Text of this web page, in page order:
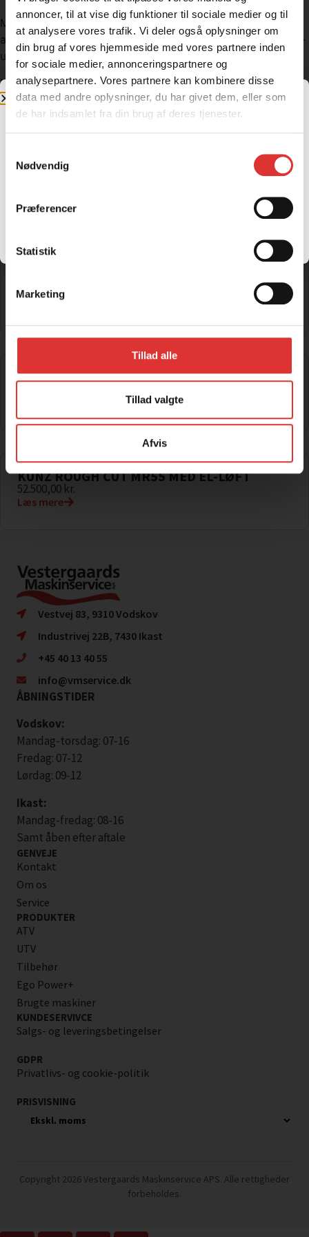
annoncer, til at vise dig funktioner til sociale medier og til
at analysere vores trafik. Vi deler også oplysninger om
din brug af vores hjemmeside med vores partnere inden
for sociale medier, annonceringspartnere og
analysepartnere. Vores partnere kan kombinere disse
data med andre oplysninger, du har givet dem, eller som
de har indsamlet fra din brug af deres tjenester.
Nødvendig
Præferencer
Statistik
Marketing
Tillad alle
Tillad valgte
Afvis
underlag
Med en KT112 gårdspladsrive får du et effektiv redskab til
at holde dine udendørsarealer pæne, jævne og velholdte –
uden besværlig manuelt arbejde.
Kuglekobling kan tilkøbes: + 280,- ekskl. moms
Sidefløje til model kan tilkøbes: + 1.650,- ekskl. moms
Elektrisk løft kan tilkøbes: + 2.700,- ekskl. moms
KUHN SPRØJTE | EVOLIS Q80 | 4 M BOM
Læs mere
7.948,00kr.
Læs mere
QUAD-X RIVENET 120 CM
KUNZ ROUGH CUT MR55 MED EL-LØFT
52.500,00 kr.
Læs mere
Vestvej 83, 9310 Vodskov
Industrivej 22B, 7430 Ikast
+45 40 13 40 55
info@vmservice.dk
ÅBNINGSTIDER
Vodskov:
Mandag-torsdag: 07-16
Fredag: 07-12
Lørdag: 09-12
Ikast:
Mandag-fredag: 08-16
Samt åben efter aftale
GENVEJE
Kontakt
Om os
Service
PRODUKTER
ATV
UTV
Tilbehør
Ego Power+
Brugte maskiner
KUNDESERVIVCE
Salgs- og leveringsbetingelser
GDPR
Privatlivs- og cookie-politik
PRISVISNING
Copyright 2026 Vestergaards Maskinservice APS. Alle rettigheder
forbeholdes.